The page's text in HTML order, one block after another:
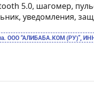
5.0, шагомер,
уведомления,
ООО “АЛИБАБА.КОМ (РУ)”,